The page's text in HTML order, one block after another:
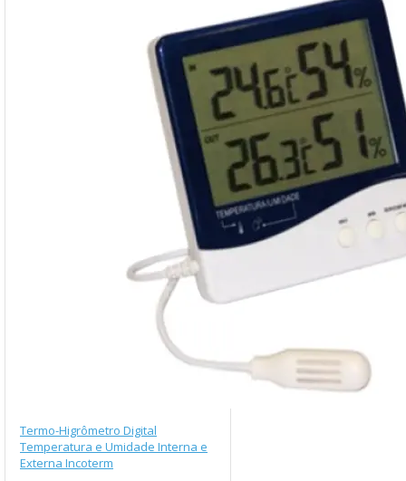
Termo-Higrômetro Digital
Temperatura e Umidade Interna e
Externa Incoterm